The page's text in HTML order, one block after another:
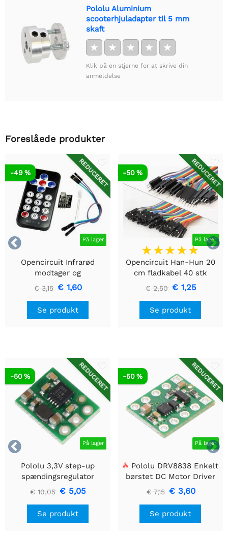
Pololu Aluminium
scooterhjuladapter til 5 mm
skaft
★ ★ ★ ★ ★
Klik på en stjerne for at skrive din
anmeldelse
Foreslåede produkter


REDUCERET
På lager
-49 %
Opencircuit Infrarød
modtager og
fjernbetjeningssæt
€ 3,15 € 1,60
Se produkt
REDUCERET
På lager
-50 %
Opencircuit Han-Hun 20
cm fladkabel 40 stk
€ 2,50 € 1,25
Se produkt


REDUCERET
På lager
-50 %
Pololu 3,3V step-up
spændingsregulator
U1V10F3
€ 10,05 € 5,05
Se produkt
REDUCERET
På lager
-50 %
Pololu DRV8838 Enkelt
børstet DC Motor Driver
Holder
€ 7,15 € 3,60
Se produkt